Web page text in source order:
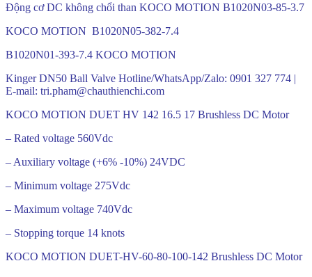
Động cơ DC không chổi than KOCO MOTION B1020N03-85-3.7
KOCO MOTION B1020N05-382-7.4
B1020N01-393-7.4 KOCO MOTION
Kinger DN50 Ball Valve Hotline/WhatsApp/Zalo: 0901 327 774 |
E-mail: tri.pham@chauthienchi.com
KOCO MOTION DUET HV 142 16.5 17 Brushless DC Motor
– Rated voltage 560Vdc
– Auxiliary voltage (+6% -10%) 24VDC
– Minimum voltage 275Vdc
– Maximum voltage 740Vdc
– Stopping torque 14 knots
KOCO MOTION DUET-HV-60-80-100-142 Brushless DC Motor